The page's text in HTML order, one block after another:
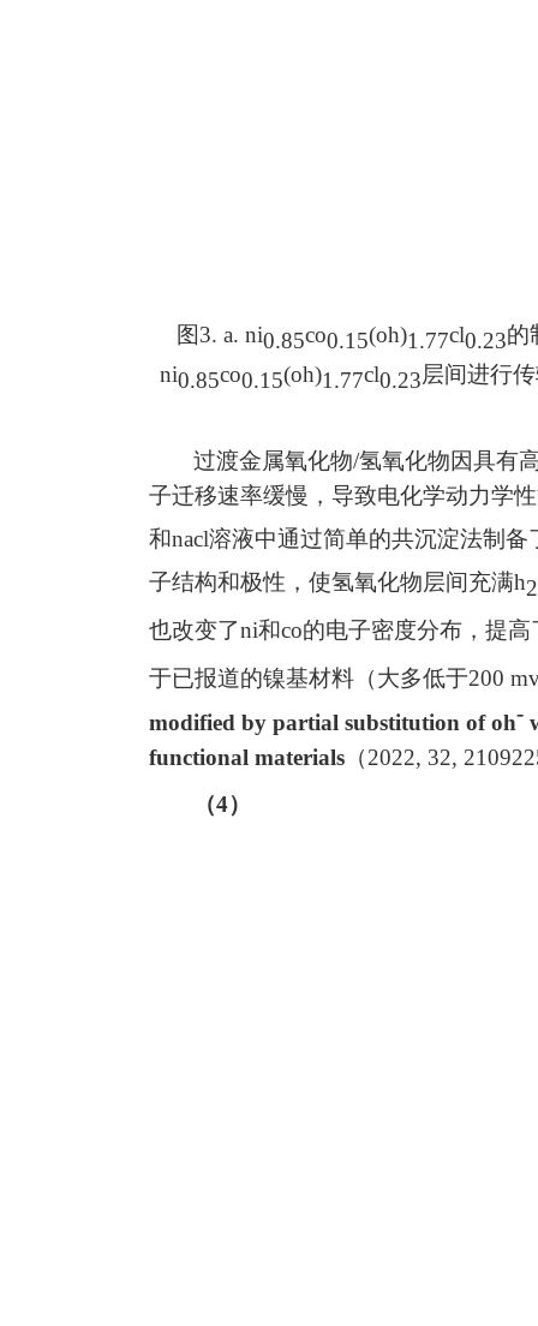
图3. a. ni0.85co0.15(oh)1.77cl0.23的
ni0.85co0.15(oh)1.77cl0.23层间进行
过渡金属氧化物/氢氧化物因具有
子迁移速率缓慢，导致电化学动力学
和nacl溶液中通过简单的共沉淀法制备
子结构和极性，使氢氧化物层间充满h2
也改变了ni和co的电子密度分布，提
于已报道的镍基材料（大多低于200
modified by partial substitution of oh-
functional materials （2022, 32,
（4）